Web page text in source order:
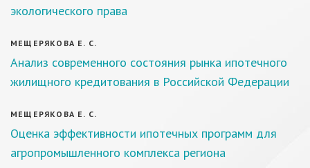
экологического права
МЕЩЕРЯКОВА Е. С.
Анализ современного состояния рынка ипотечного
жилищного кредитования в Российской Федерации
МЕЩЕРЯКОВА Е. С.
Оценка эффективности ипотечных программ для
агропромышленного комплекса региона